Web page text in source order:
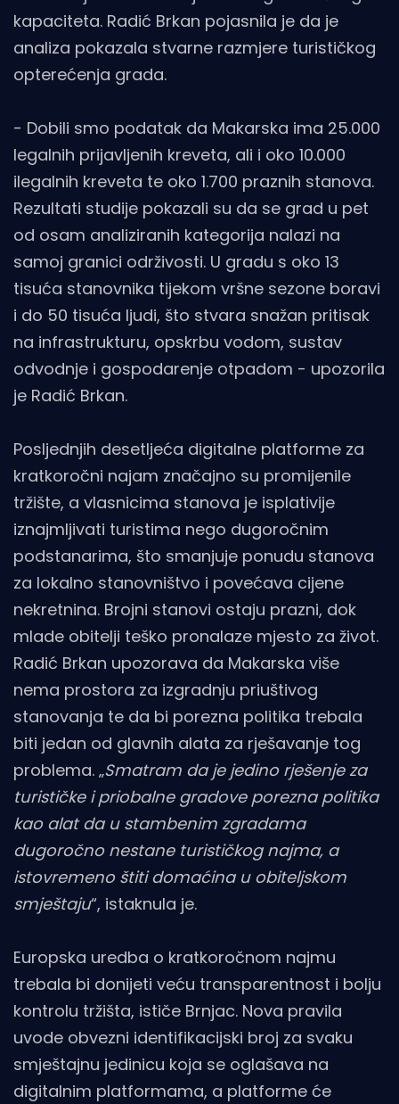
kapaciteta. Radić Brkan pojasnila je da je
analiza pokazala stvarne razmjere turističkog
opterećenja grada.
- Dobili smo podatak da Makarska ima 25.000
legalnih prijavljenih kreveta, ali i oko 10.000
ilegalnih kreveta te oko 1.700 praznih stanova.
Rezultati studije pokazali su da se grad u pet
od osam analiziranih kategorija nalazi na
samoj granici održivosti. U gradu s oko 13
tisuća stanovnika tijekom vršne sezone boravi
i do 50 tisuća ljudi, što stvara snažan pritisak
na infrastrukturu, opskrbu vodom, sustav
odvodnje i gospodarenje otpadom - upozorila
je Radić Brkan.
Posljednjih desetljeća digitalne platforme za
kratkoročni najam značajno su promijenile
tržište, a vlasnicima stanova je isplativije
iznajmljivati turistima nego dugoročnim
podstanarima, što smanjuje ponudu stanova
za lokalno stanovništvo i povećava cijene
nekretnina. Brojni stanovi ostaju prazni, dok
mlade obitelji teško pronalaze mjesto za život.
Radić Brkan upozorava da Makarska više
nema prostora za izgradnju priuštivog
stanovanja te da bi porezna politika trebala
biti jedan od glavnih alata za rješavanje tog
problema. „Smatram da je jedino rješenje za
turističke i priobalne gradove porezna politika
kao alat da u stambenim zgradama
dugoročno nestane turističkog najma, a
istovremeno štiti domaćina u obiteljskom
smještaju“, istaknula je.
Europska uredba o kratkoročnom najmu
trebala bi donijeti veću transparentnost i bolju
kontrolu tržišta, ističe Brnjac. Nova pravila
uvode obvezni identifikacijski broj za svaku
smještajnu jedinicu koja se oglašava na
digitalnim platformama, a platforme će